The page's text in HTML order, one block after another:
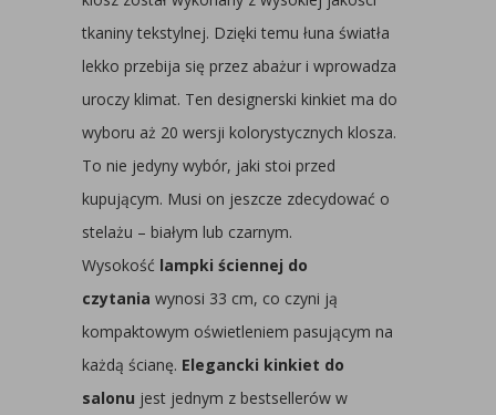
tkaniny tekstylnej. Dzięki temu łuna światła
lekko przebija się przez abażur i wprowadza
uroczy klimat. Ten designerski kinkiet ma do
wyboru aż 20 wersji kolorystycznych klosza.
To nie jedyny wybór, jaki stoi przed
kupującym. Musi on jeszcze zdecydować o
stelażu – białym lub czarnym.
Wysokość lampki ściennej do
czytania wynosi 33 cm, co czyni ją
kompaktowym oświetleniem pasującym na
każdą ścianę. Elegancki kinkiet do
salonu jest jednym z bestsellerów w